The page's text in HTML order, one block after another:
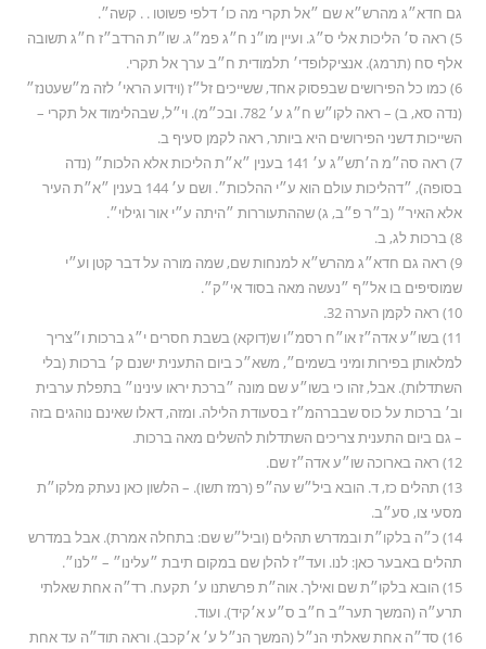
גם חדא״ג מהרש״א שם ״אל תקרי מה כו׳ דלפי פשוטו . . קשה״.
5) ראה ס׳ הליכות אלי ס״ג. ועיין מו״נ ח״ג פמ״ג. שו״ת הרדב״ז ח״ג תשובה
אלף סח (תרמג). אנציקלופדי׳ תלמודית ח״ב ערך אל תקרי.
6) כמו כל הפירושים שבפסוק אחד, ששייכים זל״ז (וידוע הראי׳ לזה מ״שעטנז״
(נדה סא, ב) – ראה לקו״ש ח״ג ע׳ 782. ובכ״מ). וי״ל, שבהלימוד אל תקרי –
השייכות דשני הפירושים היא ביותר, ראה לקמן סעיף ב.
7) ראה סה״מ ה׳תש״ג ע׳ 141 בענין ״א״ת הליכות אלא הלכות״ (נדה
בסופה), ״דהליכות עולם הוא ע״י ההלכות״. ושם ע׳ 144 בענין ״א״ת העיר
אלא האיר״ (ב״ר פ״ב, ג) שההתעוררות ״היתה ע״י אור וגילוי״.
8) ברכות לג, ב.
9) ראה גם חדא״ג מהרש״א למנחות שם, שמה מורה על דבר קטן וע״י
שמוסיפים בו אל״ף ״נעשה מאה בסוד אי״ק״.
10) ראה לקמן הערה 32.
11) בשו״ע אדה״ז או״ח רסמ״ו ש(דוקא) בשבת חסרים י״ג ברכות ו״צריך
למלאותן בפירות ומיני בשמים״, משא״כ ביום התענית ישנם ק׳ ברכות (בלי
השתדלות). אבל, זהו כי בשו״ע שם מונה ״ברכת יראו עינינו״ בתפלת ערבית
וב׳ ברכות על כוס שבברהמ״ז בסעודת הלילה. ומזה, דאלו שאינם נוהגים בזה
– גם ביום התענית צריכים השתדלות להשלים מאה ברכות.
12) ראה בארוכה שו״ע אדה״ז שם.
13) תהלים כז, ד. הובא ביל״ש עה״פ (רמז תשו). – הלשון כאן נעתק מלקו״ת
מסעי צו, סע״ב.
14) כ״ה בלקו״ת ובמדרש תהלים (וביל״ש שם: בתחלה אמרת). אבל במדרש
תהלים באבער כאן: לנו. ועד״ז להלן שם במקום תיבת ״עלינו״ – ״לנו״.
15) הובא בלקו״ת שם ואילך. אוה״ת פרשתנו ע׳ תקעח. רד״ה אחת שאלתי
תרע״ה (המשך תער״ב ח״ב ס״ע א׳קיד). ועוד.
16) סד״ה אחת שאלתי הנ״ל (המשך הנ״ל ע׳ א׳קכב). וראה תוד״ה עד אחת